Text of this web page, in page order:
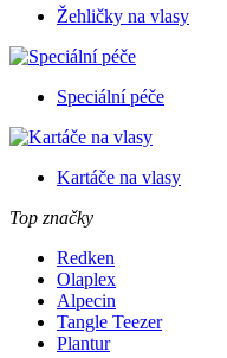
Žehličky na vlasy
Speciální péče
Kartáče na vlasy
Top značky
Redken
Olaplex
Alpecin
Tangle Teezer
Plantur